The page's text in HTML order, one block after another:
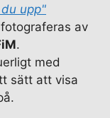
upp"
av
.
med
sätt att visa